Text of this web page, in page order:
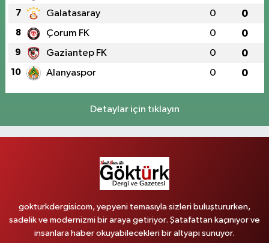
7 Galatasaray 0 0
8 Çorum FK 0 0
9 Gaziantep FK 0 0
10 Alanyaspor 0 0
Detaylar için tıklayın
gokturkdergisicom, yepyeni temasıyla sizleri buluştururken,
sadelik ve modernizmi bir araya getiriyor. Şatafattan kaçınıyor ve
insanlara haber okuyabilecekleri bir altyapı sunuyor.